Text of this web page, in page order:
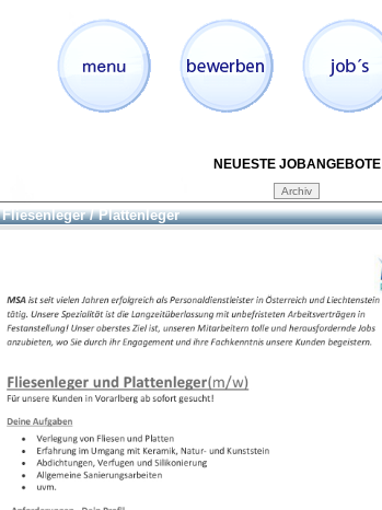
NEUESTE JOBANGEBOTE
Fliesenleger / Plattenleger